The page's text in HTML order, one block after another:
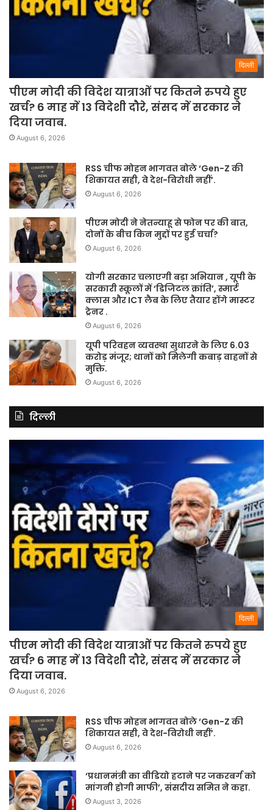
दिल्ली
पीएम मोदी की विदेश यात्राओं पर कितने रुपये हुए
खर्च? 6 माह में 13 विदेशी दौरे, संसद में सरकार ने
दिया जवाब.
August 6, 2026
RSS चीफ मोहन भागवत बोले ‘Gen-Z की
शिकायत सही, वे देश-विरोधी नहीं’.
August 6, 2026
पीएम मोदी ने नेतन्याहू से फोन पर की बात,
दोनों के बीच किन मुद्दों पर हुई चर्चा?
August 6, 2026
योगी सरकार चलाएगी बड़ा अभियान , यूपी के
सरकारी स्कूलों में ‘डिजिटल क्रांति’, स्मार्ट
क्लास और ICT लैब के लिए तैयार होंगे मास्टर
ट्रेनर .
August 6, 2026
यूपी परिवहन व्यवस्था सुधारने के लिए 6.03
करोड़ मंजूर; थानों को मिलेगी कबाड़ वाहनों से
मुक्ति.
August 6, 2026
दिल्ली
दिल्ली
पीएम मोदी की विदेश यात्राओं पर कितने रुपये हुए
खर्च? 6 माह में 13 विदेशी दौरे, संसद में सरकार ने
दिया जवाब.
August 6, 2026
RSS चीफ मोहन भागवत बोले ‘Gen-Z की
शिकायत सही, वे देश-विरोधी नहीं’.
August 6, 2026
‘प्रधानमंत्री का वीडियो हटाने पर जकरबर्ग को
मांगनी होगी माफी’, संसदीय समित ने कहा.
August 3, 2026